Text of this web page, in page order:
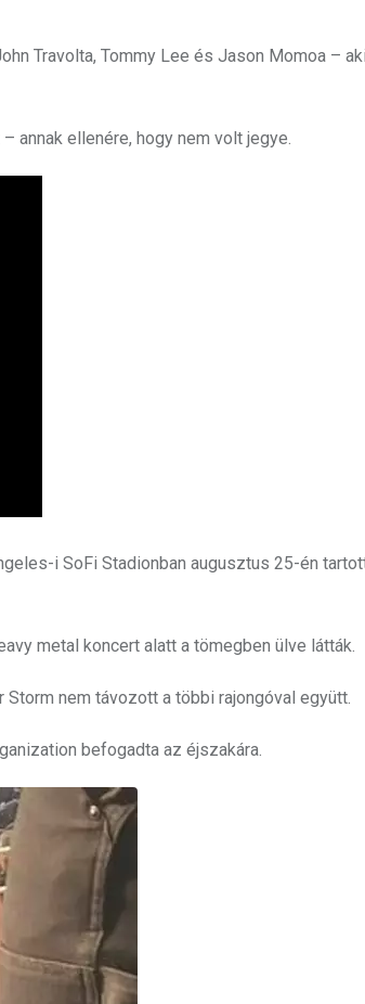
Travolta, Tommy Lee és Jason Momoa –
annak ellenére, hogy nem volt jegye.
i SoFi Stadionban augusztus 25-én
metal koncert alatt a tömegben ülve látták.
nem távozott a többi rajongóval együtt.
befogadta az éjszakára.